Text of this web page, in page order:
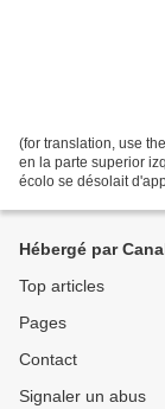
(for translation, use
en la parte superior
écolo se désolait
Hébergé par
Top articles
Pages
Contact
Signaler un abus